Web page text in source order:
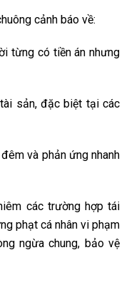
cảnh báo về:
từng có tiền án nhưng
sản, đặc biệt tại các
và phản ứng nhanh
các trường hợp tái
phạt cá nhân vi phạm
ngừa chung, bảo vệ